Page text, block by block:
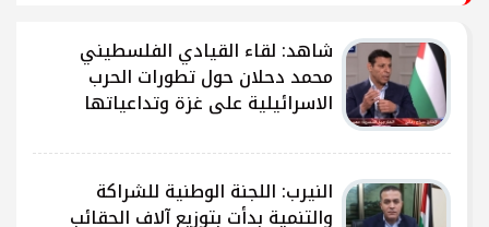
شاهد: لقاء القيادي الفلسطيني
محمد دحلان حول تطورات الحرب
الاسرائيلية على غزة وتداعياتها
النيرب: اللجنة الوطنية للشراكة
والتنمية بدأت بتوزيع آلاف الحقائب